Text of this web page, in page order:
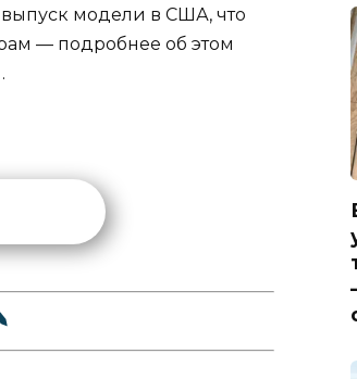
выпуск модели в США, что
— подробнее об этом
.